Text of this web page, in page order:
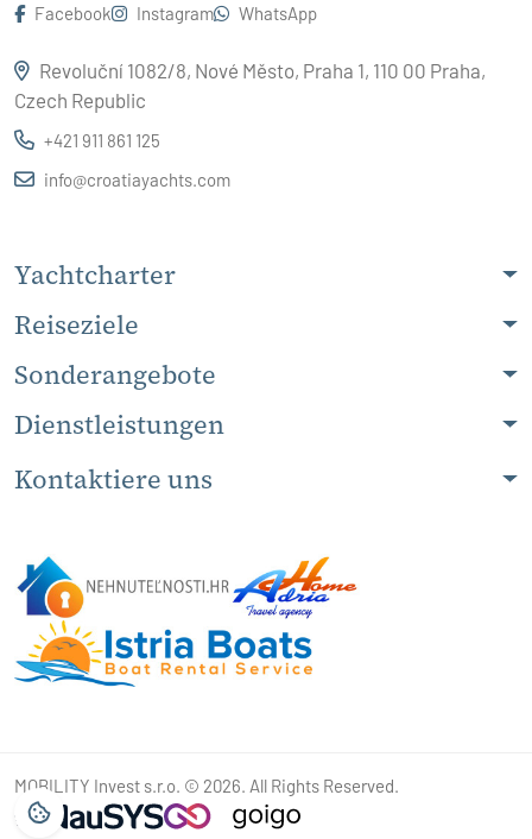
Facebook Instagram WhatsApp
Revoluční 1082/8, Nové Město, Praha 1, 110 00 Praha,
Czech Republic
+421 911 861 125
info@croatiayachts.com
Yachtcharter
Reiseziele
Sonderangebote
Dienstleistungen
Kontaktiere uns
MOBILITY Invest s.r.o. © 2026. All Rights Reserved.